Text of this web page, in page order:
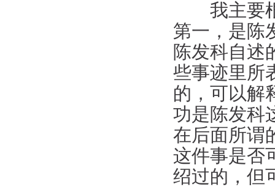
我主要根
第一，是陈
陈发科自述
些事迹里所
的，可以解
功是陈发科
在后面所谓
这件事是否
绍过的，但